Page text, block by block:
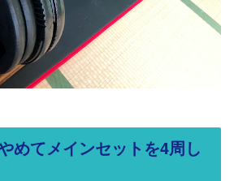
めてメインセットを4周し